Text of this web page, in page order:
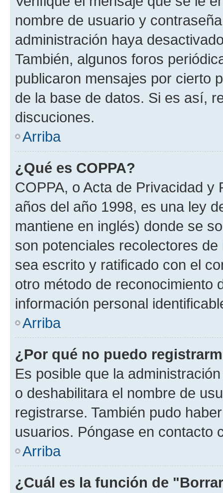
nombre de usuario y
administración haya
También, algunos foros
publicaron mensajes por cierto
de la base de datos. Si es así,
discuciones.
Arriba
¿Qué es COPPA?
COPPA, o Acta de Privacidad
años del año 1998, es una ley
mantiene en inglés) donde se
son potenciales recolectores
sea escrito y ratificado con el
otro método de reconocimiento
información personal
Arriba
¿Por qué no puedo
Es posible que la
o deshabilitara el nombre de
registrarse. También pudo
usuarios. Póngase en contacto
Arriba
¿Cuál es la función de